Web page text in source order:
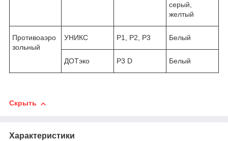
серый,
желтый
Противоаэро
зольный
УНИКС P1, P2, P3 Белый
ДОТэко P3 D Белый
Скрыть
Характеристики